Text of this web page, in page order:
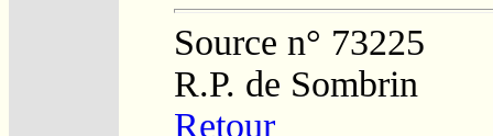
Source n° 73225
R.P. de Sombrin
Retour